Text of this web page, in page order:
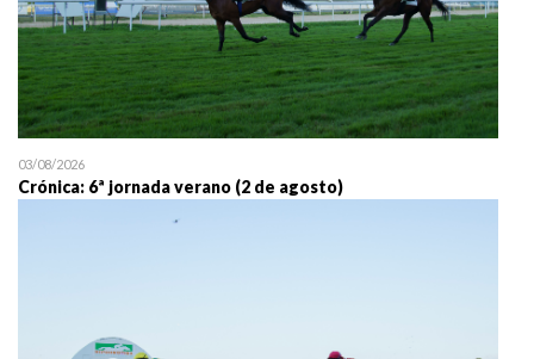
03/08/2026
Crónica: 6ª jornada verano (2 de agosto)